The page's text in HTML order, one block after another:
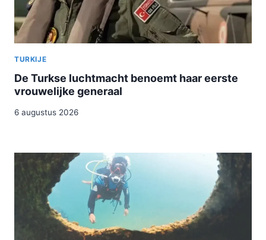
TURKIJE
De Turkse luchtmacht benoemt haar eerste
vrouwelijke generaal
6 augustus 2026